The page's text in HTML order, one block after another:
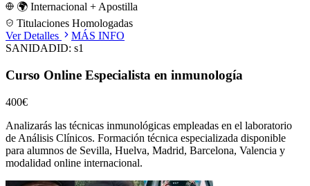
🌍 Internacional + Apostilla
Titulaciones Homologadas
Ver Detalles
MÁS INFO
SANIDADID: s1
Curso Online Especialista en inmunología
400€
Analizarás las técnicas inmunológicas empleadas en el laboratorio
de Análisis Clínicos. Formación técnica especializada disponible
para alumnos de Sevilla, Huelva, Madrid, Barcelona, Valencia y
modalidad online internacional.